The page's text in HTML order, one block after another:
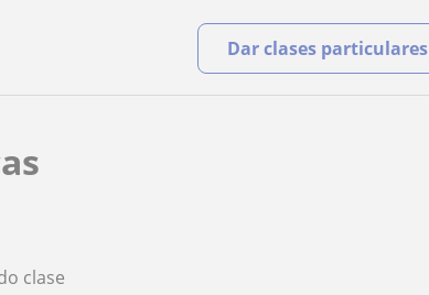
Dar clases particulares
clase